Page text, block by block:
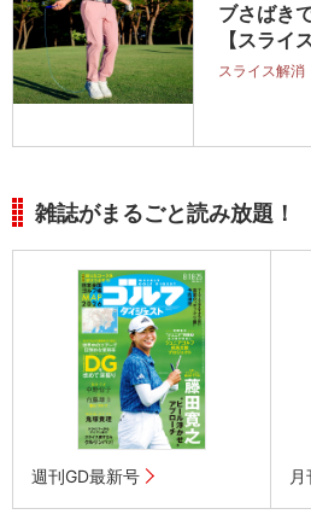
ブさばき
【スライ
スライス解消
雑誌がまるごと読み放題！
週刊GD最新号